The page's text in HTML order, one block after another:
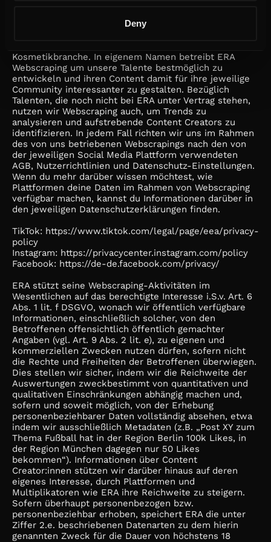
Deny
Kunden und/oder einer Kampagne wechseln (bspw.
Kosmetikbranche. In eigenem Namen betreibt ERA
Webscraping um unsere Talente bestmöglich zu
entwickeln und ihren Content damit für ihre jeweilige
Community interessanter zu gestalten. Bezüglich
Talenten, die noch nicht bei ERA unter Vertrag stehen,
nutzen wir Webscraping auch, um Trends zu
analysieren und aufstrebende Content Creators zu
identifizieren. In jedem Fall richten wir uns im Rahmen
des von uns betriebenen Webscrapings nach den von
der jeweiligen Social Media Plattform verwendeten
AGB, Nutzerrichtlinien und Datenschutz-Einstellungen.
Wenn du mehr darüber wissen möchtest, wie
Plattformen deine Daten im Rahmen von Webscraping
verfügbar machen, kannst du Informationen darüber in
den jeweiligen Datenschutzerklärungen finden.
TikTok: https://www.tiktok.com/legal/page/eea/privacy-
policy
Instagram: https://privacycenter.instagram.com/policy
Facebook: https://de-de.facebook.com/privacy/
ERA stützt seine Webscraping-Aktivitäten im
Wesentlichen auf das berechtigte Interesse i.S.v. Art. 6
Abs. 1 lit. f DSGVO, wonach wir öffentlich verfügbare
Informationen, einschließlich solcher, von den
Betroffenen offensichtlich öffentlich gemachter
Angaben (vgl. Art. 9 Abs. 2 lit. e), zu eigenen und
kommerziellen Zwecken nutzen dürfen, sofern nicht
die Rechte und Freiheiten der Betroffenen überwiegen.
Dies stellen wir sicher, indem wir die Reichweite der
Auswertungen zweckbestimmt von quantitativen und
qualitativen Einschränkungen abhängig machen und,
sofern und soweit möglich, von der Erhebung
personenbeziehbarer Daten vollständig absehen, etwa
indem wir ausschließlich Metadaten (z.B. „Post XY zum
Thema Fußball hat in der Region Berlin 100k Likes, in
der Region München dagegen nur 50 Likes
bekommen“). Informationen über Content
Creator:innen stützen wir darüber hinaus auf deren
eigenes Interesse, durch Plattformen und
Multiplikatoren wie ERA ihre Reichweite zu steigern.
Sofern überhaupt personenbezogen bzw.
personenbeziehbar erhoben, speichert ERA die unter
Ziffer 2.e. beschriebenen Datenarten zu dem hierin
genannten Zweck für die Dauer von höchstens 18